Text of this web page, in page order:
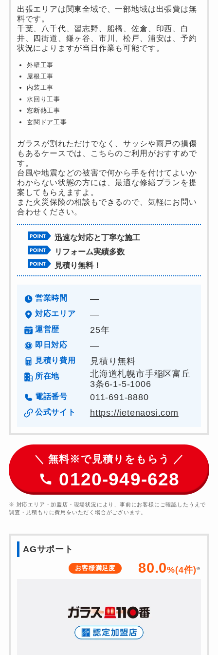
出張エリアは関東全域で、一部地域は出張費は無
料です。
千葉、八千代、習志野、船橋、佐倉、印西、白
井、四街道、鎌ヶ谷、市川、松戸、浦安は、予約
状況によりますが当日作業も可能です。
外壁工事
屋根工事
内装工事
水回り工事
窓断熱工事
玄関ドア工事
ガラスが割れただけでなく、サッシや雨戸の損傷
もあるケースでは、こちらのご利用がおすすめで
す。
台風や地震などの被害で何から手を付けてよいか
わからない状態の方には、最適な修繕プランを提
案してもらえますよ。
また火災保険の相談もできるので、気軽にお問い
合わせください。
迅速な対応と丁寧な施工
リフォーム実績多数
見積り無料！
営業時間 ―
対応エリア ―
運営歴 25年
即日対応 ―
見積り費用 見積り無料
所在地
北海道札幌市手稲区富丘
3条6-1-5-1006
電話番号 011-691-8880
公式サイト https://ietenaosi.com
＼ 無料※で見積りをもらう ／
0120-949-628
※ 対応エリア・加盟店・現場状況により、事前にお客様にご確認したうえで
調査・見積もりに費用をいただく場合がございます。
AGサポート
お客様満足度 80.0%(4件) ※